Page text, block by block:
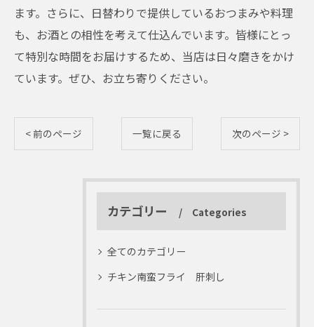
ます。さらに、日替わりで提供しているおつまみや料理
も、お酒との相性を考えて仕込んでいます。皆様にとっ
て特別な時間をお届けするため、当店は日々磨きをかけ
ています。ぜひ、お立ち寄りください。
< 前のページ 一覧に戻る 次のページ >
カテゴリー Categories
全てのカテゴリー
チキン南蛮フライ 肝刺し